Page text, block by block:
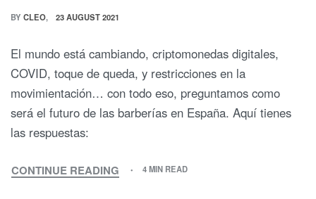
BY CLEO 23 AUGUST 2021
El mundo está cambiando, criptomonedas digitales,
COVID, toque de queda, y restricciones en la
movimientación… con todo eso, preguntamos como
será el futuro de las barberías en España. Aquí tienes
las respuestas:
CONTINUE READING
PARTE
4 MIN READ